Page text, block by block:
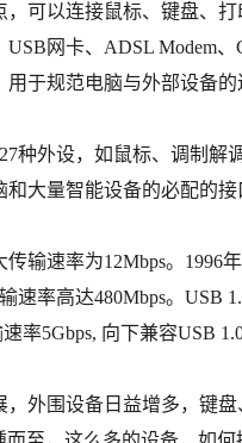
可以连接鼠标、键盘、
网卡、ADSL Modem
规范电脑与外部设备的
外设，如鼠标、调制解
和大量智能设备的必配的
输速率为12Mbps。1996
率高达480Mbps。USB
5Gbps, 向下兼容USB
围设备日益增多，键盘